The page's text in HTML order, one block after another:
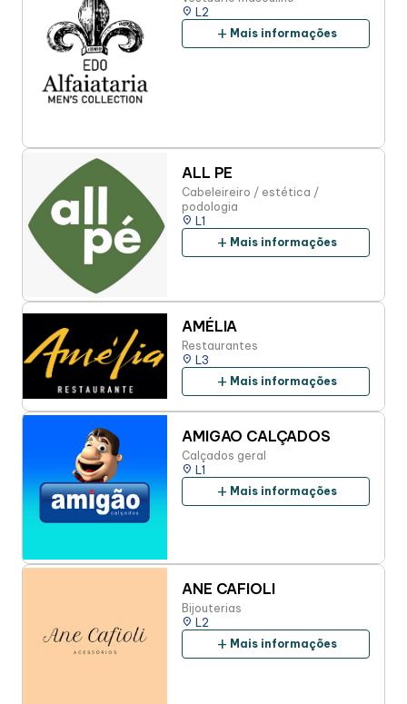
place L2
add Mais informações
ALL PE
Cabeleireiro / estética /
podologia
place L1
add Mais informações
AMÉLIA
Restaurantes
place L3
add Mais informações
AMIGAO CALÇADOS
Calçados geral
place L1
add Mais informações
ANE CAFIOLI
Bijouterias
place L2
add Mais informações